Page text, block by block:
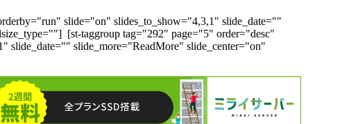
slide="on" slides_to_show="4,3,1" slide_date=""
[st-taggroup tag="292" page="5" order="desc"
slide_date="" slide_more="ReadMore" slide_center="on"